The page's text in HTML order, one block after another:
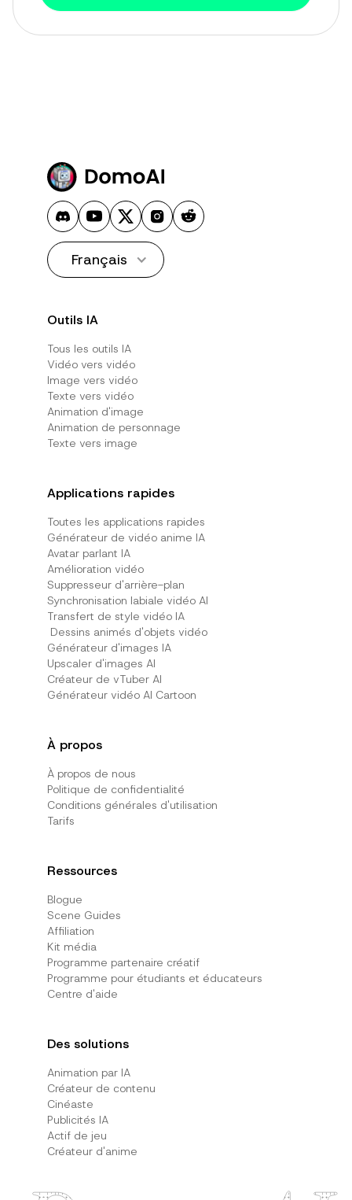
Français
Outils IA
Tous les outils IA
Vidéo vers vidéo
Image vers vidéo
Texte vers vidéo
Animation d'image
Animation de personnage
Texte vers image
Applications rapides
Toutes les applications rapides
Générateur de vidéo anime IA
Avatar parlant IA
Amélioration vidéo
Suppresseur d'arrière-plan
Synchronisation labiale vidéo AI
Transfert de style vidéo IA
Dessins animés d'objets vidéo
Générateur d'images IA
Upscaler d'images AI
Créateur de vTuber AI
Générateur vidéo AI Cartoon
À propos
À propos de nous
Politique de confidentialité
Conditions générales d'utilisation
Tarifs
Ressources
Blogue
Scene Guides
Affiliation
Kit média
Programme partenaire créatif
Programme pour étudiants et éducateurs
Centre d'aide
Des solutions
Animation par IA
Créateur de contenu
Cinéaste
Publicités IA
Actif de jeu
Créateur d'anime